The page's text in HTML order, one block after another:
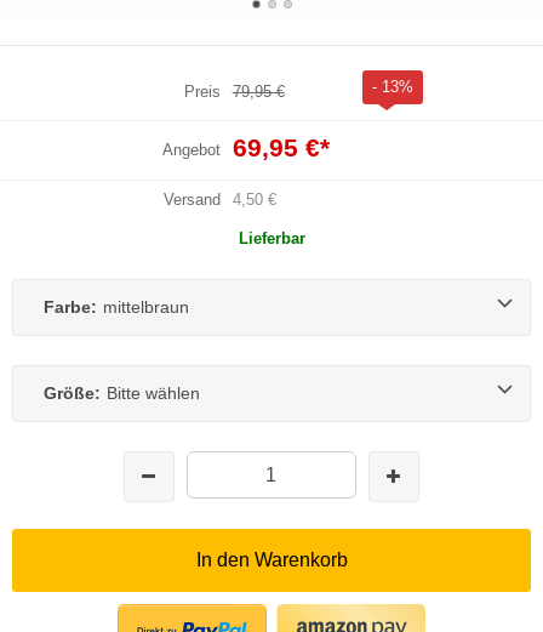
Preis 79,95 € - 13%
Angebot 69,95 €*
Versand 4,50 €
Lieferbar
Farbe: mittelbraun
Größe: Bitte wählen
In den Warenkorb